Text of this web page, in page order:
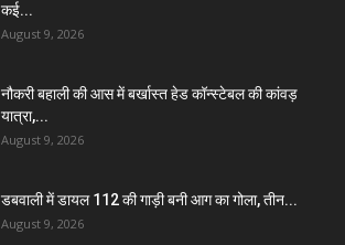
कई...
August 9, 2026
नौकरी बहाली की आस में बर्खास्त हेड कॉन्स्टेबल की कांवड़
यात्रा,...
August 9, 2026
डबवाली में डायल 112 की गाड़ी बनी आग का गोला, तीन...
August 9, 2026